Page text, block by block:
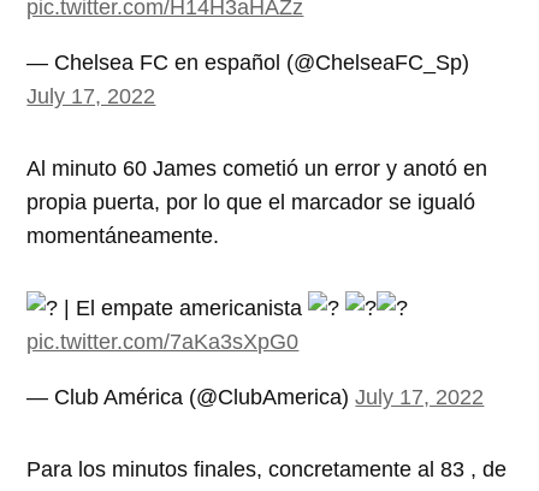
pic.twitter.com/H14H3aHAZz
— Chelsea FC en español (@ChelseaFC_Sp)
July 17, 2022
Al minuto 60 James cometió un error y anotó en
propia puerta, por lo que el marcador se igualó
momentáneamente.
| El empate americanista
pic.twitter.com/7aKa3sXpG0
— Club América (@ClubAmerica)July 17, 2022
Para los minutos finales, concretamente al 83 , de